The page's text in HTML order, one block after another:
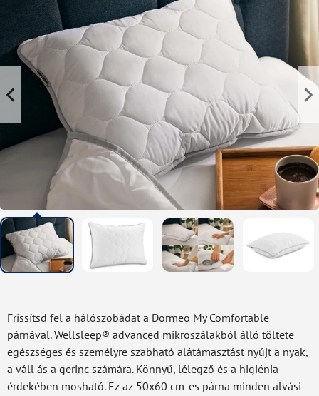
Frissítsd fel a hálószobádat a Dormeo My Comfortable
párnával. Wellsleep® advanced mikroszálakból álló töltete
egészséges és személyre szabható alátámasztást nyújt a nyak,
a váll ás a gerinc számára. Könnyű, lélegző és a higiénia
érdekében mosható. Ez az 50x60 cm-es párna minden alvási